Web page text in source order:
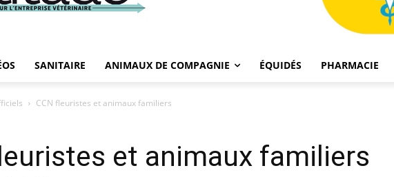
SANITAIRE ANIMAUX DE COMPAGNIE ÉQUIDÉS PHARMACIE
CCN fleuristes et animaux familiers
et animaux familiers